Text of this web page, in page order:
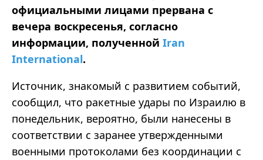
официальными лицами прервана с
вечера воскресенья, согласно
информации, полученной Iran
International.
Источник, знакомый с развитием событий,
сообщил, что ракетные удары по Израилю в
понедельник, вероятно, были нанесены в
соответствии с заранее утвержденными
военными протоколами без координации с